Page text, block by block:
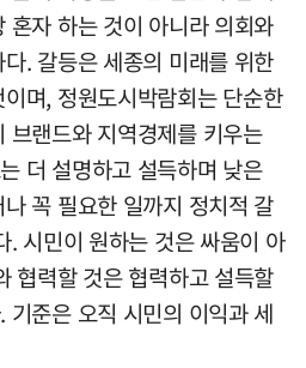
혼자 하는 것이 아니라 의회와
. 갈등은 세종의 미래를 위한
며, 정원도시박람회는 단순한
브랜드와 지역경제를 키우는
더 설명하고 설득하며 낮은
꼭 필요한 일까지 정치적 갈
. 시민이 원하는 것은 싸움이 아
협력할 것은 협력하고 설득할
기준은 오직 시민의 이익과 세